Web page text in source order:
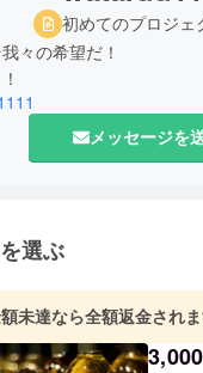
初めてのプロジェ
々の希望だ！
メッセージを
選ぶ
未達なら全額返金され
3,000